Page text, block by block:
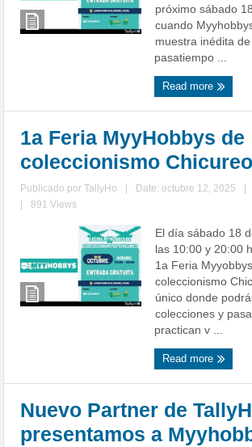
próximo sábado
cuando
muestra inédita
pasatiempo ...
Read more
1a Feria MyyHobbys de
coleccionismo
Publicado porTallyHo Date: octubre 12, 2025
891 Views
El día sábado 18
las 10:00 y 20:00
1a Feria
coleccionismo
único donde
colecciones y
practican v ...
Read more
Nuevo Partner de
presentamos a